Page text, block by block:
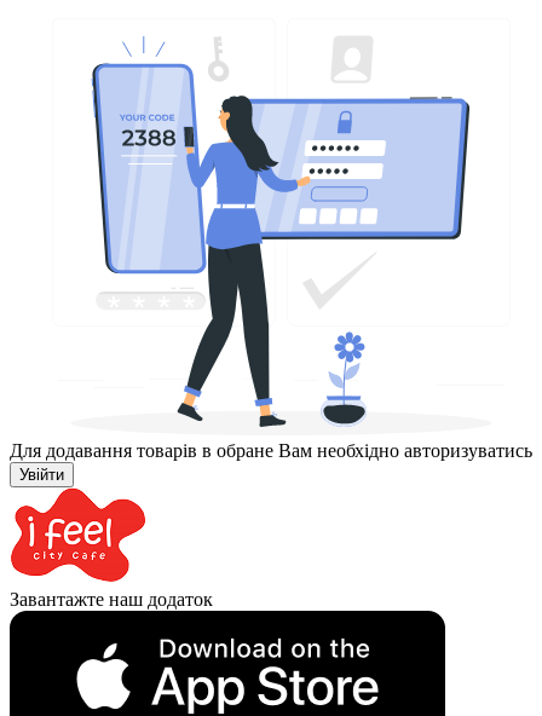
Для додавання товарів в обране Вам необхідно авторизуватись
Увійти
Завантажте наш додаток